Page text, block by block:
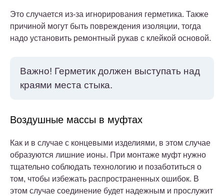
Это случается из-за игнорирования герметика. Также
причиной могут быть повреждения изоляции, тогда
надо установить ремонтный рукав с клейкой основой.
Важно! Герметик должен выступать над
краями места стыка.
Воздушные массы в муфтах
Как и в случае с концевыми изделиями, в этом случае
образуются лишние ионы. При монтаже муфт нужно
тщательно соблюдать технологию и позаботиться о
том, чтобы избежать распространенных ошибок. В
этом случае соединение будет надежным и прослужит